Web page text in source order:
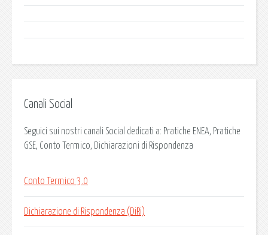
Canali Social
Seguici sui nostri canali Social dedicati a: Pratiche ENEA, Pratiche
GSE, Conto Termico, Dichiarazioni di Rispondenza
Conto Termico 3.0
Dichiarazione di Rispondenza (DiRi)